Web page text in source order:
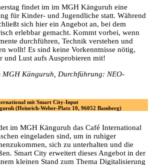
findet im im MGH Känguruh eine
für Kinder- und Jugendliche statt. Während
sich hier ein Angebot an, bei dem
erlebbar gemacht. Kommt vorbei, wenn
durchführen, Technik verstehen und
wollt! Es sind keine Vorkenntnisse nötig,
und Lust aufs Ausprobieren mit!
MGH Känguruh, Durchführung: NEO-
mit Smart City-Input
(Heinrich-Weber-Platz 10, 96052 Bamberg)
im MGH Känguruh das Café International
eingeladen sind, um in ruhiger
sich zu unterhalten und die
Smart City erweitert dieses Angebot in der
kleinen Stand zum Thema Digitalisierung